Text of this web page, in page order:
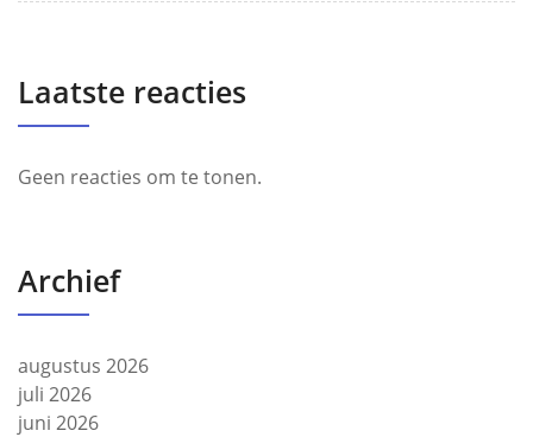
Laatste reacties
Geen reacties om te tonen.
Archief
augustus 2026
juli 2026
juni 2026